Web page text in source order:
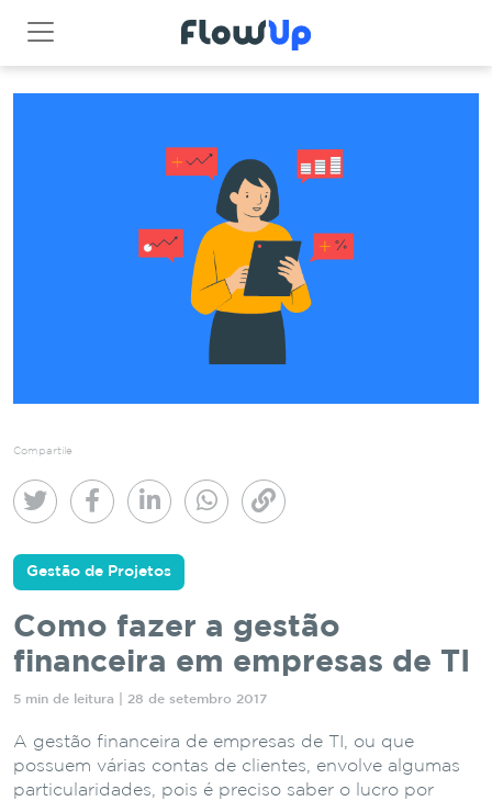
Compartile
Gestão de Projetos
Como fazer a gestão
financeira em empresas de TI
5 min de leitura | 28 de setembro 2017
A gestão financeira de empresas de TI, ou que
possuem várias contas de clientes, envolve algumas
particularidades, pois é preciso saber o lucro por